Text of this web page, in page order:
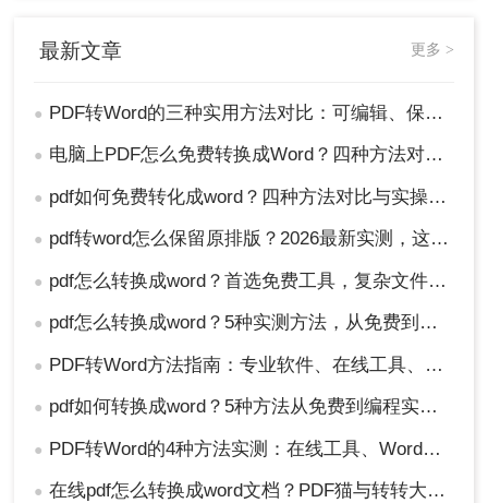
最新文章 更多 >
● PDF转Word的三种实用方法对比：可编辑、保格式、避风险！
● 电脑上PDF怎么免费转换成Word？四种方法对比与实操指南（附详细表格）!
● pdf如何免费转化成word？四种方法对比与实操指南（附详细表格）
● pdf转word怎么保留原排版？2026最新实测，这5种方法从免费到专业全搞定！
● pdf怎么转换成word？首选免费工具，复杂文件再上专业软件！
● pdf怎么转换成word？5种实测方法，从免费到专业全攻略！
● PDF转Word方法指南：专业软件、在线工具、Word内置与改后缀名4种方案对比！
● pdf如何转换成word？5种方法从免费到编程实测对比！
● PDF转Word的4种方法实测：在线工具、Word、Adobe与开源软件对比！！
● 在线pdf怎么转换成word文档？PDF猫与转转大师2种在线工具使用指南与功能对比！